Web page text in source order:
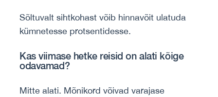
Sõltuvalt sihtkohast võib hinnavõit ulatuda
kümnetesse protsentidesse.
Kas viimase hetke reisid on alati kõige
odavamad?
Mitte alati. Mõnikord võivad varajase